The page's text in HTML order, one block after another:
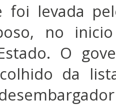
levada
no
O
da